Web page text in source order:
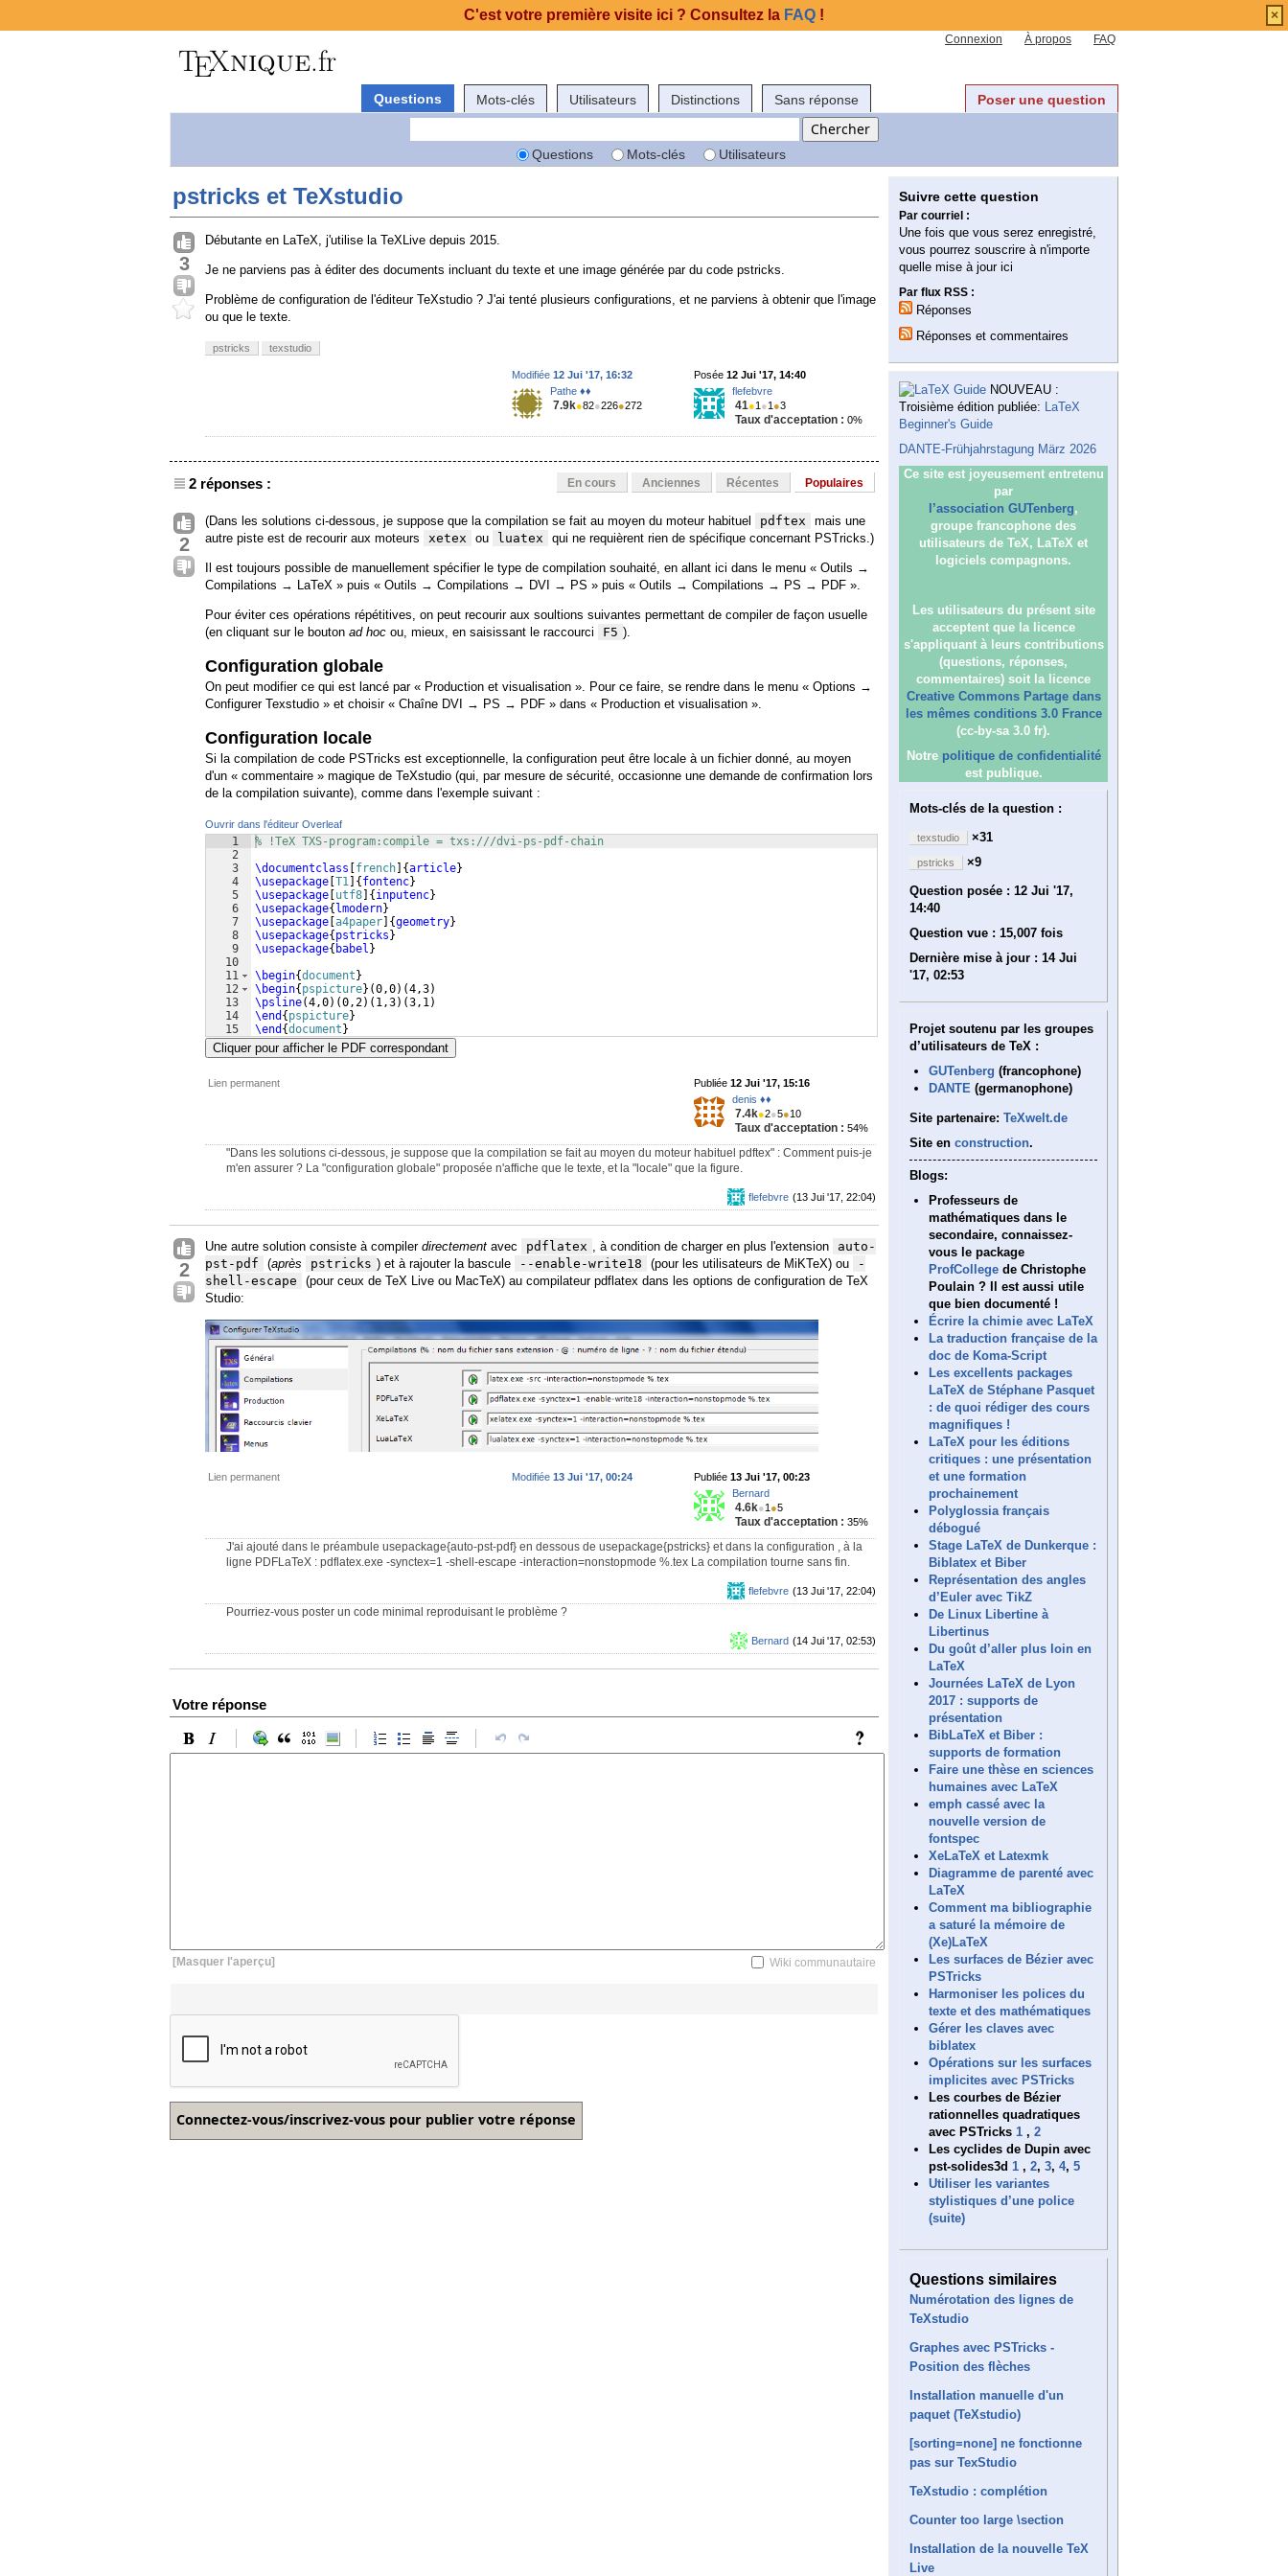
Connexion À propos FAQ
Questions Mots-clés Utilisateurs Distinctions Sans réponse Poser une question
Questions Mots-clés Utilisateurs
pstricks et TeXstudio
3
Débutante en LaTeX, j'utilise la TeXLive depuis 2015.
Je ne parviens pas à éditer des documents incluant du texte et une image générée par du code pstricks.
Problème de configuration de l'éditeur TeXstudio ? J'ai tenté plusieurs configurations, et ne parviens à obtenir que l'image
ou que le texte.
pstricks texstudio
Posée 12 Jui '17, 14:40
flefebvre
41●1 ●1 ●3
Taux d'acceptation : 0%
Modifiée 12 Jui '17, 16:32
Pathe ♦♦
7.9k●82●226●272
2 réponses : En cours Anciennes Récentes Populaires
2
(Dans les solutions ci-dessous, je suppose que la compilation se fait au moyen du moteur habituel pdftex
mais une
autre piste est de recourir aux moteurs
xetex ou luatex qui ne requièrent rien de spécifique concernant PSTricks.)
Il est toujours possible de manuellement spécifier le type de compilation souhaité, en allant ici dans le menu « Outils →
Compilations → LaTeX » puis « Outils → Compilations → DVI → PS » puis « Outils → Compilations → PS → PDF ».
Pour éviter ces opérations répétitives, on peut recourir aux soultions suivantes permettant de compiler de façon usuelle
(en cliquant sur le bouton ad hoc ou, mieux, en saisissant le raccourci F5 ).
Configuration globale
On peut modifier ce qui est lancé par « Production et visualisation ». Pour ce faire, se rendre dans le menu « Options →
Configurer Texstudio » et choisir « Chaîne DVI → PS → PDF » dans « Production et visualisation ».
Configuration locale
Si la compilation de code PSTricks est exceptionnelle, la configuration peut être locale à un fichier donné, au moyen
d'un « commentaire » magique de TeXstudio (qui, par mesure de sécurité, occasionne une demande de confirmation lors
de la compilation suivante), comme dans l'exemple suivant :
Ouvrir dans l'éditeur Overleaf
1
2
3
4
5
6
7
8
9
10
11
12
13
14
15
% !TeX TXS-program:compile = txs:///dvi-ps-pdf-chain
\documentclass
french {article}
\usepackage T1 { fontenc}
\usepackage utf8 { inputenc}
\usepackage{ lmodern}
\usepackage a4paper {geometry}
\usepackage{ pstricks }
\usepackage{ babel }
\begin{document }
\begin{ pspicture} (0,0) (4,3)
\psline(4,0) (0,2) ( 1,3) (3,1)
\end { pspicture}
\end {document }
Cliquer pour afficher le PDF correspondant
Lien permanent Publiée 12 Jui '17, 15:16
denis ♦♦
7.4k●2●5●10
Taux d'acceptation : 54%
"Dans les solutions ci-dessous, je suppose que la compilation se fait au moyen du moteur habituel pdftex" : Comment puis-je
m'en assurer ? La "configuration globale" proposée n'affiche que le texte, et la "locale" que la figure.
(13 Jui '17, 22:04)
flefebvre
2
Une autre solution consiste à compiler directement avec pdflatex , à condition de charger en plus l'extension
auto-
pst-pdf
(après pstricks ) et à rajouter la bascule --enable-write18 (pour les utilisateurs de MiKTeX) ou
-
shell-escape
(pour ceux de TeX Live ou MacTeX) au compilateur pdflatex dans les options de configuration de TeX
Studio:
Lien permanent Publiée 13 Jui '17, 00:23
Bernard
4.6k●1 ●5
Taux d'acceptation : 35%
Modifiée 13 Jui '17, 00:24
J'ai ajouté dans le préambule usepackage{auto-pst-pdf} en dessous de usepackage{pstricks} et dans la configuration , à la
ligne PDFLaTeX : pdflatex.exe -synctex=1 -shell-escape -interaction=nonstopmode %.tex La compilation tourne sans fin.
(13 Jui '17, 22:04)
flefebvre
Pourriez-vous poster un code minimal reproduisant le problème ?
(14 Jui '17, 02:53)
Bernard
Votre réponse
[Masquer l'aperçu] Wiki communautaire
Suivre cette question
Par courriel :
Une fois que vous serez enregistré,
vous pourrez souscrire à n'importe
quelle mise à jour ici
Par flux RSS :
Réponses
Réponses et commentaires
NOUVEAU :
Troisième édition publiée: LaTeX
Beginner's Guide
DANTE-Frühjahrstagung März 2026
Ce site est joyeusement entretenu
par
l’association GUTenberg,
groupe francophone des
utilisateurs de TeX, LaTeX et
logiciels compagnons.
Les utilisateurs du présent site
acceptent que la licence
s'appliquant à leurs contributions
(questions, réponses,
commentaires) soit la licence
Creative Commons Partage dans
les mêmes conditions 3.0 France
(cc-by-sa 3.0 fr).
Notre politique de confidentialité
est publique.
Mots-clés de la question :
texstudio ×31
pstricks
×9
Question posée : 12 Jui '17,
14:40
Question vue : 15,007 fois
Dernière mise à jour : 14 Jui
'17, 02:53
Projet soutenu par les groupes
d’utilisateurs de TeX :
GUTenberg (francophone)
DANTE (germanophone)
Site partenaire: TeXwelt.de
Site en construction.
Blogs:
Professeurs de
mathématiques dans le
secondaire, connaissez-
vous le package
ProfCollege de Christophe
Poulain ? Il est aussi utile
que bien documenté !
Écrire la chimie avec LaTeX
La traduction française de la
doc de Koma-Script
Les excellents packages
LaTeX de Stéphane Pasquet
: de quoi rédiger des cours
magnifiques !
LaTeX pour les éditions
critiques : une présentation
et une formation
prochainement
Polyglossia français
débogué
Stage LaTeX de Dunkerque :
Biblatex et Biber
Représentation des angles
d’Euler avec TikZ
De Linux Libertine à
Libertinus
Du goût d’aller plus loin en
LaTeX
Journées LaTeX de Lyon
2017 : supports de
présentation
BibLaTeX et Biber :
supports de formation
Faire une thèse en sciences
humaines avec LaTeX
emph cassé avec la
nouvelle version de
fontspec
XeLaTeX et Latexmk
Diagramme de parenté avec
LaTeX
Comment ma bibliographie
a saturé la mémoire de
(Xe)LaTeX
Les surfaces de Bézier avec
PSTricks
Harmoniser les polices du
texte et des mathématiques
Gérer les claves avec
biblatex
Opérations sur les surfaces
implicites avec PSTricks
Les courbes de Bézier
rationnelles quadratiques
avec PSTricks 1 , 2
Les cyclides de Dupin avec
pst-solides3d 1 , 2, 3, 4, 5
Utiliser les variantes
stylistiques d’une police
(suite)
Questions similaires
Numérotation des lignes de
TeXstudio
Graphes avec PSTricks -
Position des flèches
Installation manuelle d'un
paquet (TeXstudio)
[sorting=none] ne fonctionne
pas sur TexStudio
TeXstudio : complétion
Counter too large \section
Installation de la nouvelle TeX
Live
C'est votre première visite ici ? Consultez la FAQ ! ×